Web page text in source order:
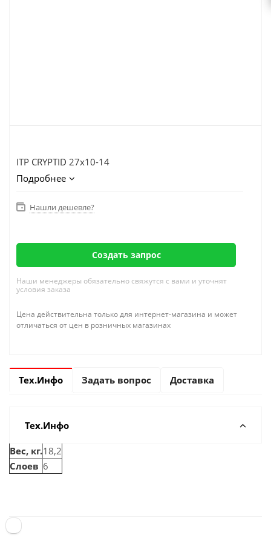
ITP CRYPTID 27x10-14
Подробнее
Нашли дешевле?
Создать запрос
Наши менеджеры обязательно свяжутся с вами и уточнят
условия заказа
Цена действительна только для интернет-магазина и может
отличаться от цен в розничных магазинах
Тех.Инфо Задать вопрос Доставка
Тех.Инфо
Вес, кг.18,2
Слоев 6